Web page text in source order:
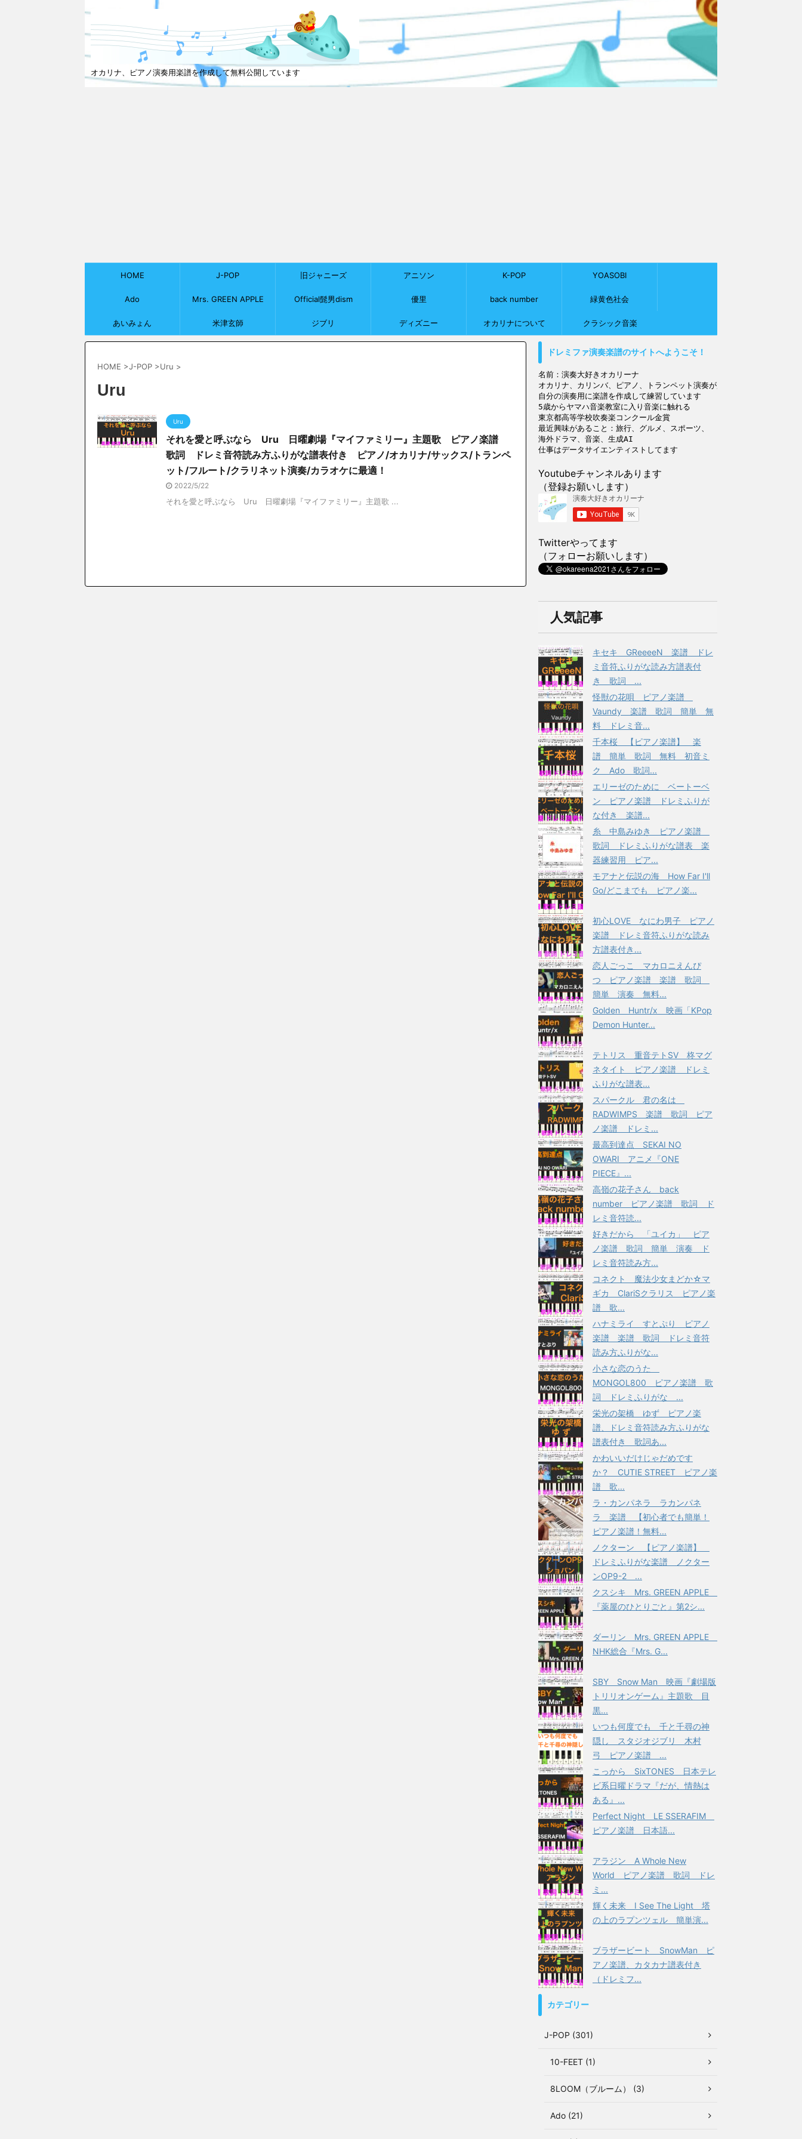
オカリナ、ピアノ演奏用楽譜を作成して無料公開しています
HOME J-POP 旧ジャニーズ アニソン K-POP YOASOBI
Ado Mrs. GREEN APPLE Official髭男dism 優里 back number 緑黄色社会
あいみょん 米津玄師 ジブリ ディズニー オカリナについて クラシック音楽
HOME >J-POP >Uru >
Uru
Uru
それを愛と呼ぶなら Uru 日曜劇場『マイファミリー』主題歌 ピアノ楽譜
歌詞 ドレミ音符読み方ふりがな譜表付き ピアノ/オカリナ/サックス/トランペ
ット/フルート/クラリネット演奏/カラオケに最適！
2022/5/22
それを愛と呼ぶなら Uru 日曜劇場『マイファミリー』主題歌 ...
ドレミファ演奏楽譜のサイトへようこそ！
名前：演奏大好きオカリーナ
オカリナ、カリンバ、ピアノ、トランペット演奏が趣味
自分の演奏用に楽譜を作成して練習しています
5歳からヤマハ音楽教室に入り音楽に触れる
東京都高等学校吹奏楽コンクール金賞
最近興味があること：旅行、グルメ、スポーツ、
海外ドラマ、音楽、生成AI
Youtubeチャンネルあります
（登録お願いします）
Twitterやってます
（フォローお願いします）
人気記事
キセキ GReeeeN 楽譜 ドレ
ミ音符ふりがな読み方譜表付
き 歌詞 ...
怪獣の花唄 ピアノ楽譜
Vaundy 楽譜 歌詞 簡単 無
料 ドレミ音...
千本桜 【ピアノ楽譜】 楽
譜 簡単 歌詞 無料 初音ミ
ク Ado 歌詞...
エリーゼのために ベートーベ
ン ピアノ楽譜 ドレミふりが
な付き 楽譜...
糸 中島みゆき ピアノ楽譜
歌詞 ドレミふりがな譜表 楽
器練習用 ピア...
モアナと伝説の海 How Far I'll
Go/どこまでも ピアノ楽...
初心LOVE なにわ男子 ピアノ
楽譜 ドレミ音符ふりがな読み
方譜表付き...
恋人ごっこ マカロニえんぴ
つ ピアノ楽譜 楽譜 歌詞
簡単 演奏 無料...
Golden Huntr/x 映画「KPop
Demon Hunter...
テトリス 重音テトSV 柊マグ
ネタイト ピアノ楽譜 ドレミ
ふりがな譜表...
スパークル 君の名は
RADWIMPS 楽譜 歌詞 ピア
ノ楽譜 ドレミ...
最高到達点 SEKAI NO
OWARI アニメ『ONE
PIECE』...
高嶺の花子さん back
number ピアノ楽譜 歌詞 ド
レミ音符読...
好きだから 「ユイカ」 ピア
ノ楽譜 歌詞 簡単 演奏 ド
レミ音符読み方...
コネクト 魔法少女まどか☆マ
ギカ ClariSクラリス ピアノ楽
譜 歌...
ハナミライ すとぷり ピアノ
楽譜 楽譜 歌詞 ドレミ音符
読み方ふりがな...
小さな恋のうた
MONGOL800 ピアノ楽譜 歌
詞 ドレミふりがな ...
栄光の架橋 ゆず ピアノ楽
譜、ドレミ音符読み方ふりがな
譜表付き 歌詞あ...
かわいいだけじゃだめです
か？ CUTIE STREET ピアノ楽
譜 歌...
ラ・カンパネラ ラカンパネ
ラ 楽譜 【初心者でも簡単！
ピアノ楽譜！無料...
ノクターン 【ピアノ楽譜】
ドレミふりがな楽譜 ノクター
ンOP9-2 ...
クスシキ Mrs. GREEN APPLE
『薬屋のひとりごと』第2シ...
ダーリン Mrs. GREEN APPLE
NHK総合『Mrs. G...
SBY Snow Man 映画『劇場版
トリリオンゲーム』主題歌 目
黒...
いつも何度でも 千と千尋の神
隠し スタジオジブリ 木村
弓 ピアノ楽譜 ...
こっから SixTONES 日本テレ
ビ系日曜ドラマ『だが、情熱は
ある』...
Perfect Night LE SSERAFIM
ピアノ楽譜 日本語...
アラジン A Whole New
World ピアノ楽譜 歌詞 ドレ
ミ...
輝く未来 I See The Light 塔
の上のラプンツェル 簡単演...
ブラザービート SnowMan ピ
アノ楽譜、カタカナ譜表付き
（ドレミフ...
カテゴリー
J-POP (301)
10-FEET (1)
8LOOM（ブルーム） (3)
Ado (21)